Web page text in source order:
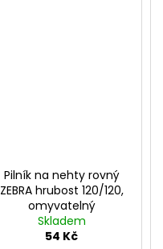
Pilník na nehty rovný
ZEBRA hrubost 120/120,
omyvatelný
Skladem
54 Kč